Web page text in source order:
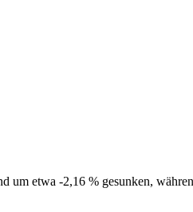
um etwa -2,16 % gesunken,